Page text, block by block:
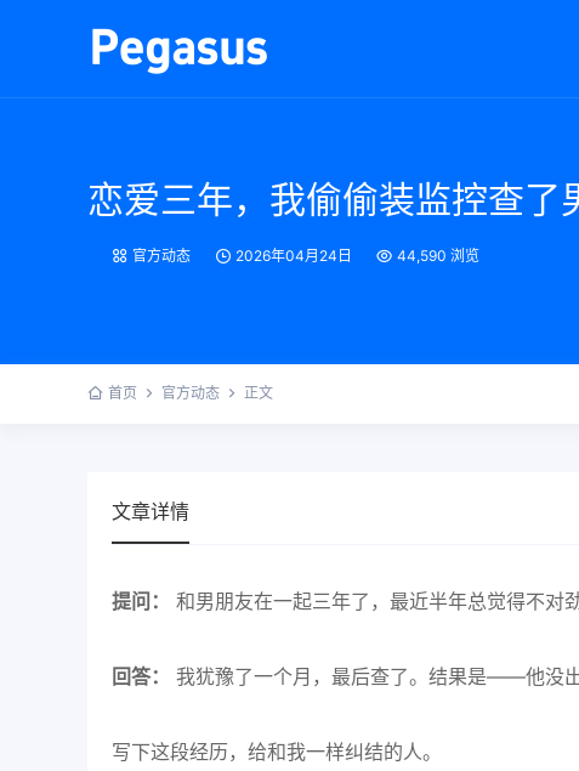
恋爱三年，我偷偷装监控查了
官方动态 2026年04月24日 44,590 浏览
首页 官方动态 正文
文章详情
提问： 和男朋友在一起三年了，最近半年总觉得不对
回答： 我犹豫了一个月，最后查了。结果是——他没出
写下这段经历，给和我一样纠结的人。